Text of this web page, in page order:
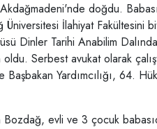
doğdu.
İlahiyat Fakültesini
Dinler Tarihi Anabilim
Serbest avukat olarak
Yardımcılığı, 64.
evli ve 3 çocuk